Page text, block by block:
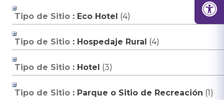
Tipo de Sitio : Eco Hotel ‎(4)
Tipo de Sitio : Hospedaje Rural ‎(4)
Tipo de Sitio : Hotel ‎(3)
Tipo de Sitio : Parque o Sitio de Recreación ‎(1)